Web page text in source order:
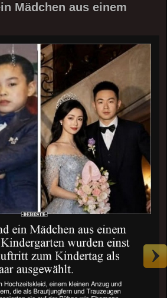
Mädchen aus einem